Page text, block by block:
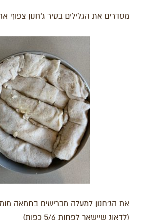
מסדרים את הגלילים בסיר ג'חנון צפוף
את הג'חנון למעלה מברישים בחמאה
(לדאוג שיישאר לפחות 5/6 כפות)